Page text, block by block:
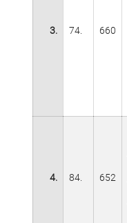
3. 74. 660
4. 84. 652